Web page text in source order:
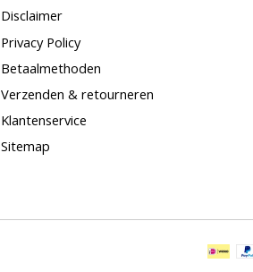
Disclaimer
Privacy Policy
Betaalmethoden
Verzenden & retourneren
Klantenservice
Sitemap